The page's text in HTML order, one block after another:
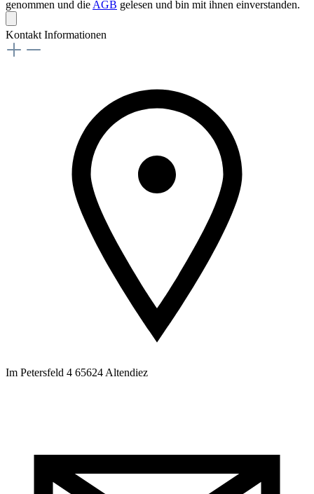
genommen und die AGB gelesen und bin mit ihnen einverstanden.
Kontakt Informationen
Im Petersfeld 4 65624 Altendiez